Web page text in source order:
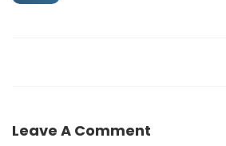
Leave A Comment